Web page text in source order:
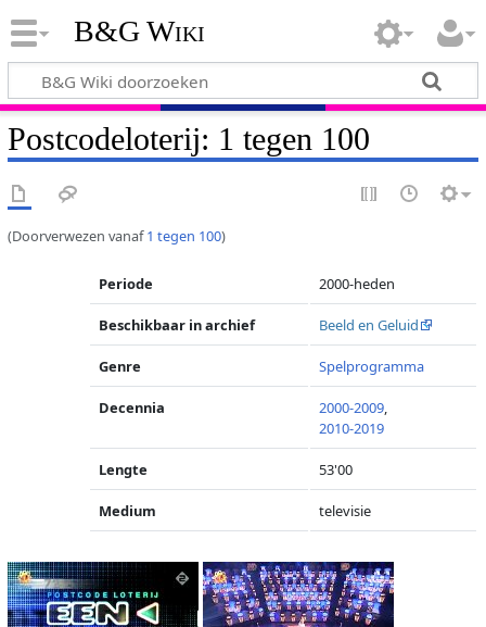
B&G Wiki
Postcodeloterij: 1 tegen 100
(Doorverwezen vanaf1 tegen 100)
Periode 2000-heden
Beschikbaar in archief Beeld en Geluid
Genre Spelprogramma
Decennia 2000-2009,
2010-2019
Lengte 53'00
Medium televisie